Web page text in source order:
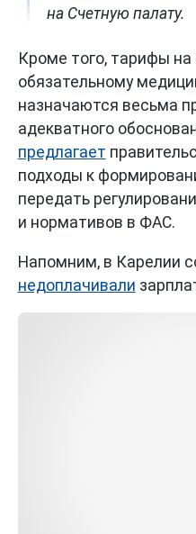
на Счетную палату.
Кроме того, тарифы на
обязательному
назначаются весьма
адекватного
предлагает
подходы к
передать
и нормативов в ФАС.
Напомним, в Карелии
недоплачивали